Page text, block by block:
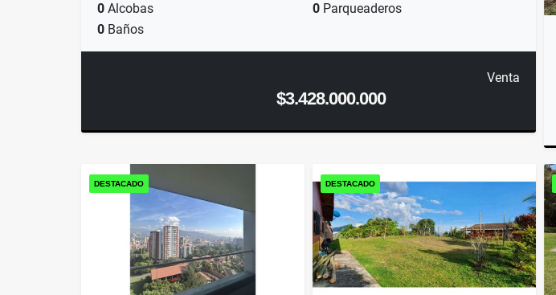
0 Alcobas 0 Parqueaderos
0 Baños
Venta
$3.428.000.000
DESTACADO DESTACADO